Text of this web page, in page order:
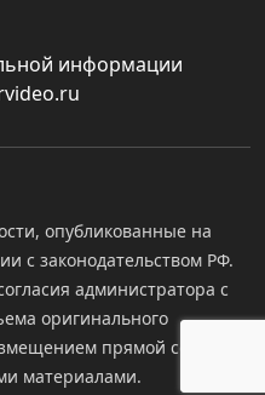
информации
опубликованные на
с законодательством РФ.
администратора с
оригинального
прямой ссылки
материалами.